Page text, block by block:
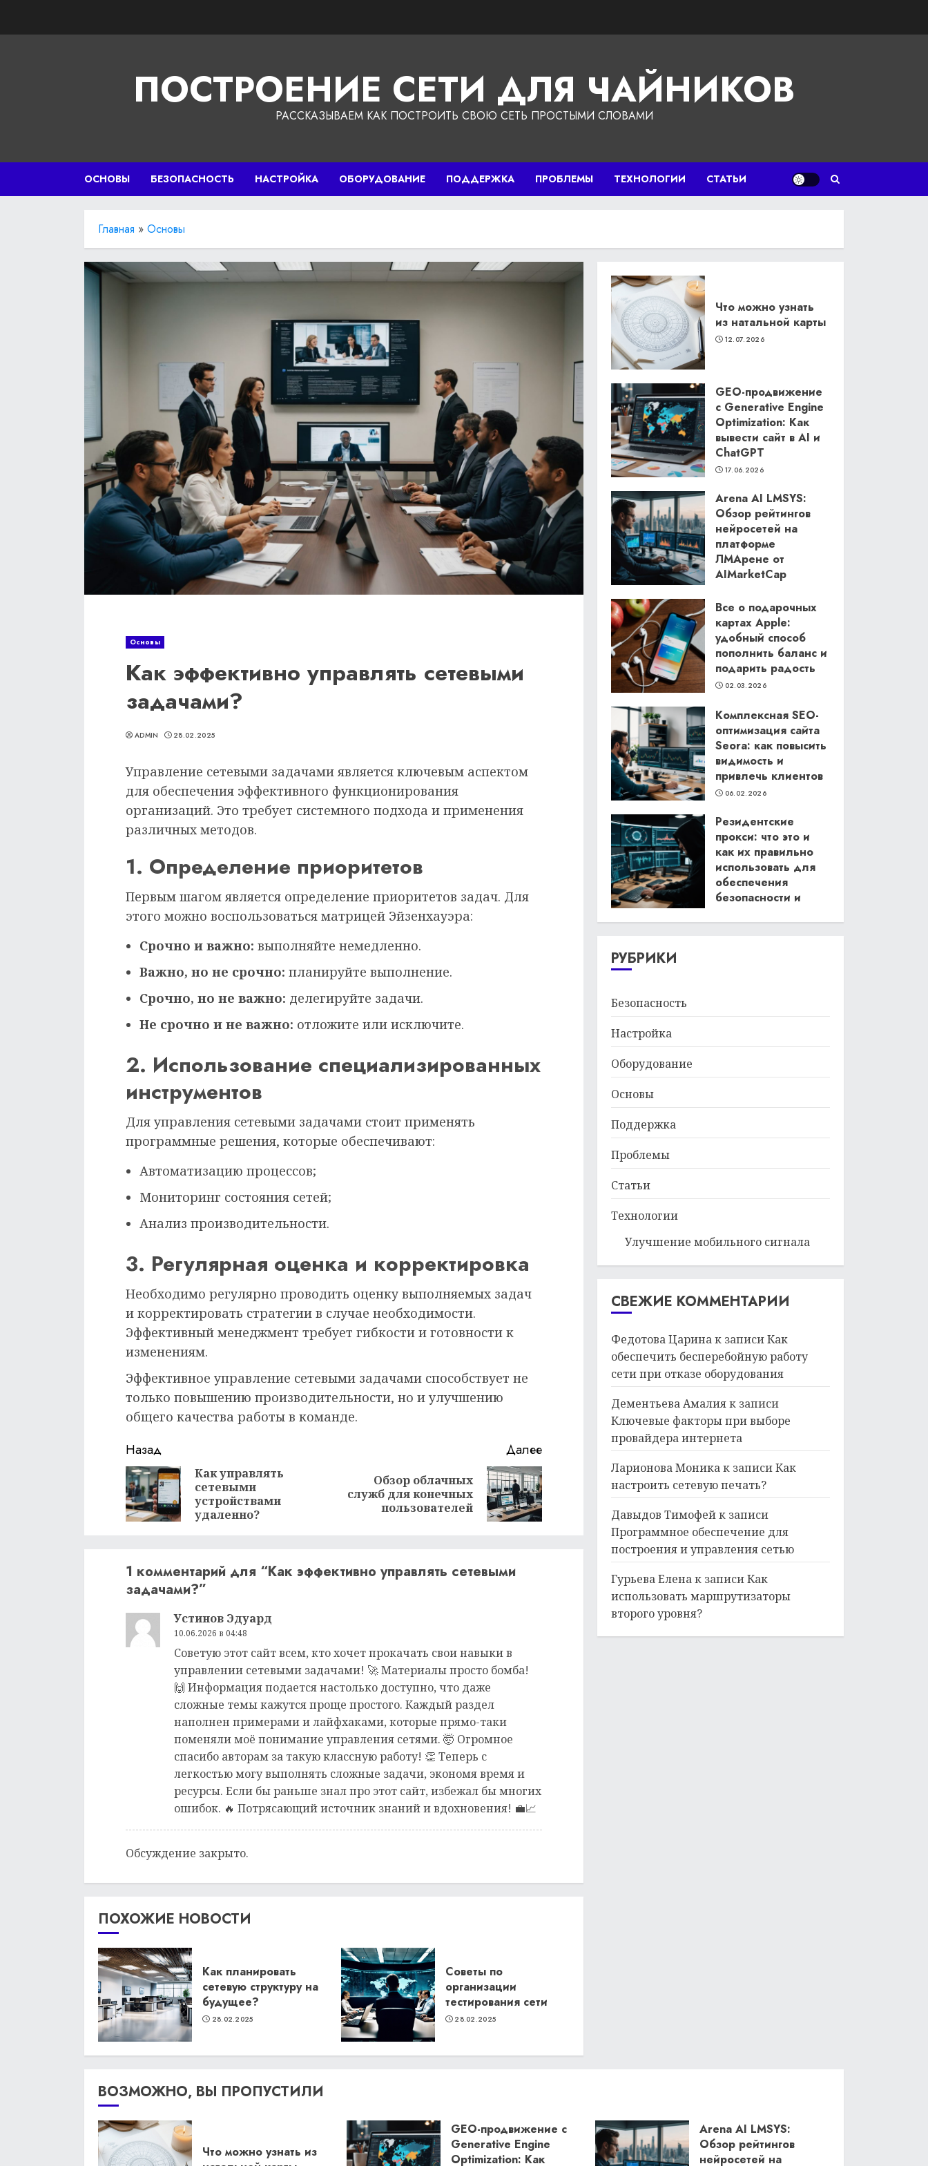
ПОСТРОЕНИЕ СЕТИ ДЛЯ ЧАЙНИКОВ
РАССКАЗЫВАЕМ КАК ПОСТРОИТЬ СВОЮ СЕТЬ ПРОСТЫМИ СЛОВАМИ
ОСНОВЫ БЕЗОПАСНОСТЬ НАСТРОЙКА ОБОРУДОВАНИЕ ПОДДЕРЖКА ПРОБЛЕМЫ ТЕХНОЛОГИИ СТАТЬИ
Главная » Основы
Основы
Как эффективно управлять сетевыми
задачами?
ADMIN 28.02.2025
Управление сетевыми задачами является ключевым аспектом
для обеспечения эффективного функционирования
организаций. Это требует системного подхода и применения
различных методов.
1. Определение приоритетов
Первым шагом является определение приоритетов задач. Для
этого можно воспользоваться матрицей Эйзенхауэра:
Срочно и важно: выполняйте немедленно.
Важно, но не срочно: планируйте выполнение.
Срочно, но не важно: делегируйте задачи.
Не срочно и не важно: отложите или исключите.
2. Использование специализированных
инструментов
Для управления сетевыми задачами стоит применять
программные решения, которые обеспечивают:
Автоматизацию процессов;
Мониторинг состояния сетей;
Анализ производительности.
3. Регулярная оценка и корректировка
Необходимо регулярно проводить оценку выполняемых задач
и корректировать стратегии в случае необходимости.
Эффективный менеджмент требует гибкости и готовности к
изменениям.
Эффективное управление сетевыми задачами способствует не
только повышению производительности, но и улучшению
общего качества работы в команде.
Продолжить
чтение
Назад
Предыдущая
Как управлять
сетевыми
устройствами
удаленно?
Далее
Следующая
Обзор облачных
служб для конечных
пользователей
1 комментарий для “Как эффективно управлять сетевыми
задачами?”
Устинов Эдуард
10.06.2026 в 04:48
Советую этот сайт всем, кто хочет прокачать свои навыки в
управлении сетевыми задачами! 🚀 Материалы просто бомба!
🙌 Информация подается настолько доступно, что даже
сложные темы кажутся проще простого. Каждый раздел
наполнен примерами и лайфхаками, которые прямо-таки
поменяли моё понимание управления сетями. 🤯 Огромное
спасибо авторам за такую классную работу! 👏 Теперь с
легкостью могу выполнять сложные задачи, экономя время и
ресурсы. Если бы раньше знал про этот сайт, избежал бы многих
ошибок. 🔥 Потрясающий источник знаний и вдохновения! 💼📈
Обсуждение закрыто.
ПОХОЖИЕ НОВОСТИ
Как планировать
сетевую структуру на
будущее?
28.02.2025
Советы по
организации
тестирования сети
28.02.2025
Что можно узнать
из натальной карты
12.07.2026
GEO-продвижение
с Generative Engine
Optimization: Как
вывести сайт в AI и
ChatGPT
17.06.2026
Arena AI LMSYS:
Обзор рейтингов
нейросетей на
платформе
ЛМАрене от
AIMarketCap
Все о подарочных
картах Apple:
удобный способ
пополнить баланс и
подарить радость
02.03.2026
Комплексная SEO-
оптимизация сайта
Seora: как повысить
видимость и
привлечь клиентов
06.02.2026
Резидентские
прокси: что это и
как их правильно
использовать для
обеспечения
безопасности и
РУБРИКИ
Безопасность
Настройка
Оборудование
Основы
Поддержка
Проблемы
Статьи
Технологии
Улучшение мобильного сигнала
СВЕЖИЕ КОММЕНТАРИИ
Федотова Царинак записиКак
обеспечить бесперебойную работу
сети при отказе оборудования
Дементьева Амалияк записи
Ключевые факторы при выборе
провайдера интернета
Ларионова Моникак записиКак
настроить сетевую печать?
Давыдов Тимофейк записи
Программное обеспечение для
построения и управления сетью
Гурьева Еленак записиКак
использовать маршрутизаторы
второго уровня?
ВОЗМОЖНО, ВЫ ПРОПУСТИЛИ
Что можно узнать из
GEO-продвижение с
Generative Engine
Optimization: Как
Arena AI LMSYS:
Обзор рейтингов
нейросетей на